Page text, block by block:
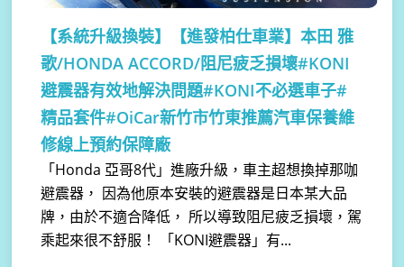
【系統升級換裝】
【進發柏仕車業】本田 雅
歌/HONDA ACCORD/阻尼疲乏損壞#KONI
避震器有效地解決問題#KONI不必選車子#
精品套件#OiCar新竹市竹東推薦汽車保養維
修線上預約保障廠
「Honda 亞哥8代」進廠升級，車主超想換掉那咖
避震器， 因為他原本安裝的避震器是日本某大品
牌，由於不適合降低， 所以導致阻尼疲乏損壞，駕
乘起來很不舒服！ 「KONI避震器」有...